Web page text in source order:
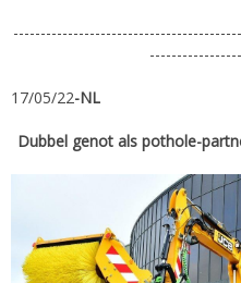
17/05/22-NL
Dubbel genot als pothole-